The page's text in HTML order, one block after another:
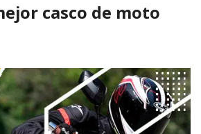
casco de moto